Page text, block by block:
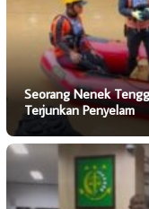
Seorang Nenek
Terjunkan Penyelam